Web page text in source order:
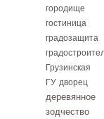
городище
гостиница
градозащита
Грузинская
ГУ дворец
деревянное
зодчество